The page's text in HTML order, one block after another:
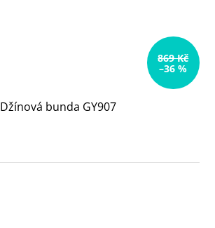
869 Kč
–36 %
Džínová bunda GY907